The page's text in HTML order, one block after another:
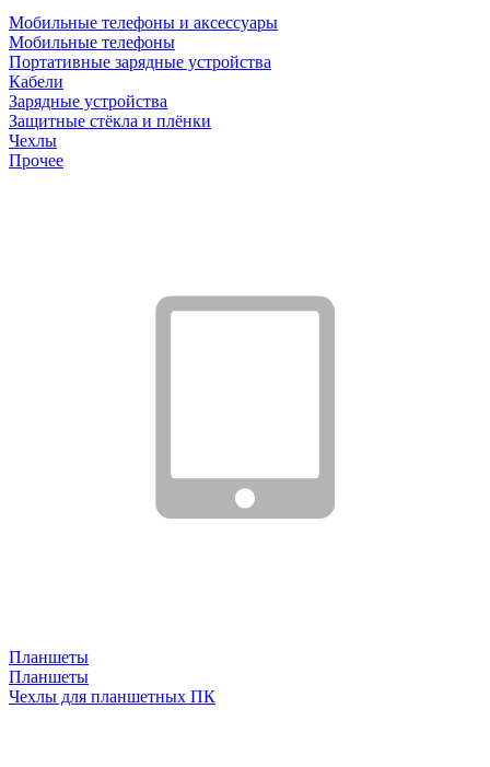
Мобильные телефоны и аксессуары
Мобильные телефоны
Портативные зарядные устройства
Кабели
Зарядные устройства
Защитные стёкла и плёнки
Чехлы
Прочее
Планшеты
Планшеты
Чехлы для планшетных ПК